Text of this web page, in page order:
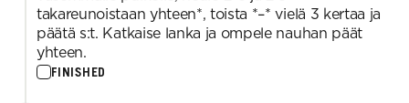
takareunoistaan yhteen*, toista *–* vielä 3 kertaa ja
päätä s:t. Katkaise lanka ja ompele nauhan päät
yhteen.
FINISHED